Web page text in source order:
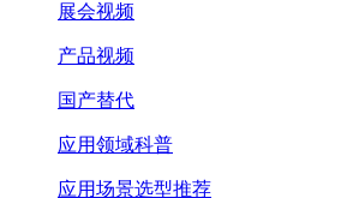
展会视频
产品视频
国产替代
应用领域科普
应用场景选型推荐